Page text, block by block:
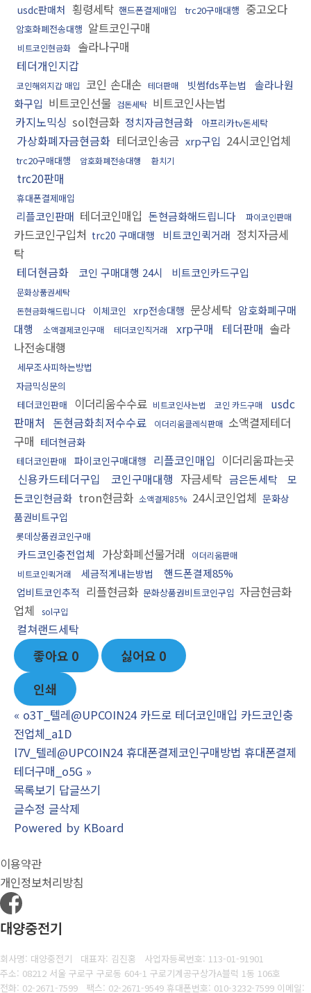
usdc판매처 횡령세탁 핸드폰결제매입 trc20구매대행 중고오다
암호화폐전송대행 알트코인구매
비트코인현금화
솔라나구매
테더개인지갑
코인해외지갑 매입 코인 손대손 테더판매 빗썸fds푸는법
솔라나원
화구입 비트코인선물 검돈세탁 비트코인사는법
카지노믹싱 sol현금화 정치자금현금화 아프리카tv돈세탁
가상화폐자금현금화 테더코인송금 xrp구입 24시코인업체
trc20구매대행 암호화폐전송대행 환치기
trc20판매
휴대폰결제매입
리플코인판매 테더코인매입 돈현금화해드립니다 파이코인판매
카드코인구입처 trc20 구매대행 비트코인퀵거래 정치자금세
탁
테더현금화
코인 구매대행 24시 비트코인카드구입
문화상품권세탁
돈현금화해드립니다
이체코인 xrp전송대행 문상세탁 암호화폐구매
대행
소액결제코인구매 테더코인직거래 xrp구매 테더판매 솔라
나전송대행
세무조사피하는방법
자금믹싱문의
테더코인판매
이더리움수수료 비트코인사는법 코인 카드구매
usdc
판매처 돈현금화최저수수료 이더리움클레식판매 소액결제테더
구매 테더현금화
테더코인판매 파이코인구매대행 리플코인매입 이더리움파는곳
신용카드테더구입
코인구매대행 자금세탁 금은돈세탁
모
든코인현금화 tron현금화 소액결제85% 24시코인업체 문화상
품권비트구입
롯데상품권코인구매
카드코인충전업체 가상화폐선물거래
이더리움판매
비트코인퀵거래
세금적게내는방법 핸드폰결제85%
업비트코인추적 리플현금화 문화상품권비트코인구입 자금현금화
업체
sol구입
컬쳐랜드세탁
좋아요 0 싫어요 0
인쇄
« o3T_텔레@UPCOIN24 카드로 테더코인매입 카드코인충
전업체_a1D
l7V_텔레@UPCOIN24 휴대폰결제코인구매방법 휴대폰결제
테더구매_o5G »
목록보기 답글쓰기
글수정 글삭제
Powered by KBoard
이용약관
개인정보처리방침
대양중전기
회사명: 대양중전기 대표자: 김진홍 사업자등록번호: 113-01-91901
주소: 08212 서울 구로구 구로동 604-1 구로기계공구상가A블럭 1동 106호
전화: 02-2671-7599
팩스: 02-2671-9549 휴대폰번호: 010-3232-7599 이메일: